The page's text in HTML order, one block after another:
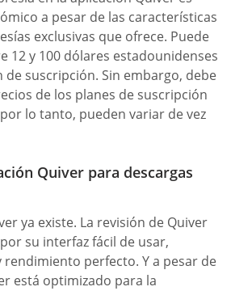
a pesar de las características
exclusivas que ofrece. Puede
12 y 100 dólares estadounidenses
suscripción. Sin embargo, debe
de los planes de suscripción
lo tanto, pueden variar de vez
Quiver para descargas
ya existe. La revisión de Quiver
su interfaz fácil de usar,
rendimiento perfecto. Y a pesar de
está optimizado para la